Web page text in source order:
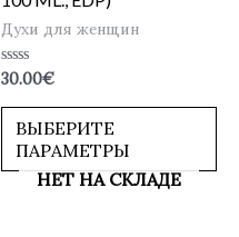
Духи для женщин
Оценка
из
30.00€
ВЫБЕРИТЕ
ПАРАМЕТРЫ
НЕТ НА СКЛАДЕ